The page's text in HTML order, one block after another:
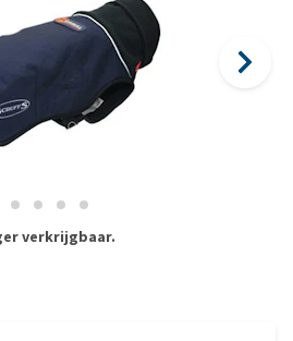
verkrijgbaar.